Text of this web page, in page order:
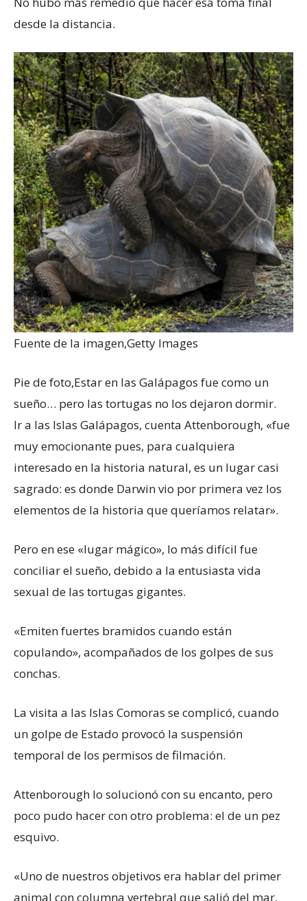
desde la distancia.
Fuente de la imagen,Getty Images
Pie de foto,Estar en las Galápagos fue como un
sueño… pero las tortugas no los dejaron dormir.
Ir a las Islas Galápagos, cuenta Attenborough, «fue
muy emocionante pues, para cualquiera
interesado en la historia natural, es un lugar casi
sagrado: es donde Darwin vio por primera vez los
elementos de la historia que queríamos relatar».
Pero en ese «lugar mágico», lo más difícil fue
conciliar el sueño, debido a la entusiasta vida
sexual de las tortugas gigantes.
«Emiten fuertes bramidos cuando están
copulando», acompañados de los golpes de sus
conchas.
La visita a las Islas Comoras se complicó, cuando
un golpe de Estado provocó la suspensión
temporal de los permisos de filmación.
Attenborough lo solucionó con su encanto, pero
poco pudo hacer con otro problema: el de un pez
esquivo.
«Uno de nuestros objetivos era hablar del primer
animal con columna vertebral que salió del mar,